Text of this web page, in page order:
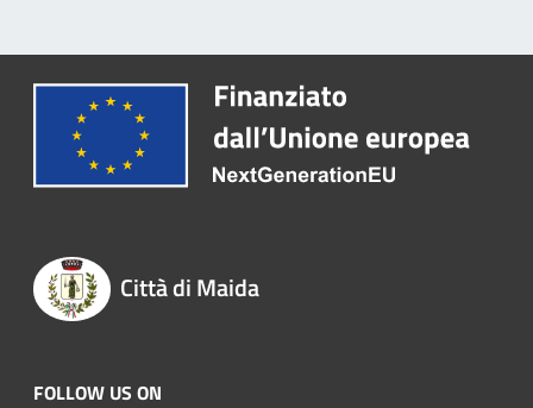
Città di Maida
FOLLOW US ON